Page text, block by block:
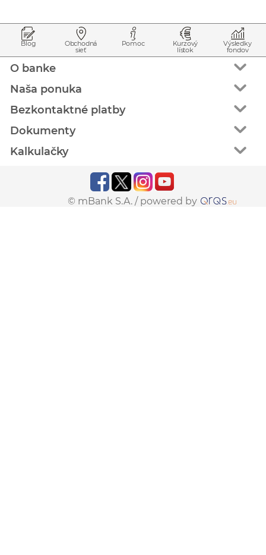
Blog Obchodná
sieť
Pomoc Kurzový
lístok
Výsledky
fondov
O banke
Naša ponuka
Bezkontaktné platby
Dokumenty
Kalkulačky
© mBank S.A. / powered by